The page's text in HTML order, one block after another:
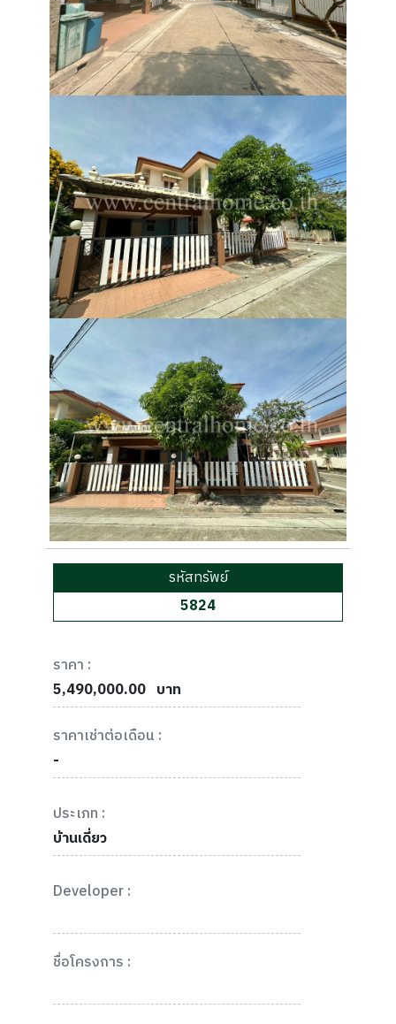
รหัสทรัพย์
5824
ราคา :
5,490,000.00 บาท
ราคาเช่าต่อเดือน :
-
ประเภท :
บ้านเดี่ยว
Developer :
ชื่อโครงการ :